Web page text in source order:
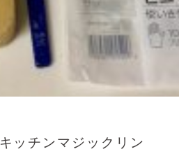
キッチンマジックリン